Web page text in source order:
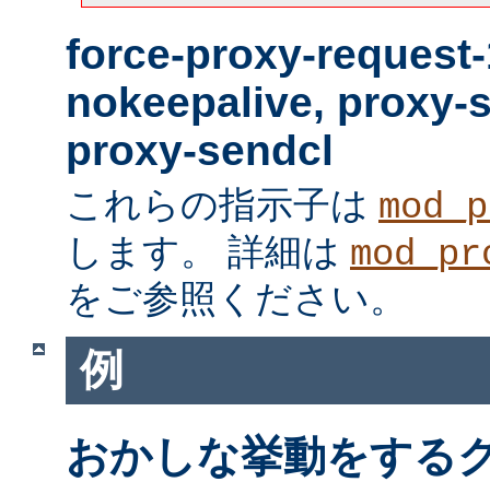
force-proxy-
nokeepalive, proxy-
proxy-sendcl
これらの指示子は
します。 詳細は
をご参照ください。
例
おかしな挙動をする